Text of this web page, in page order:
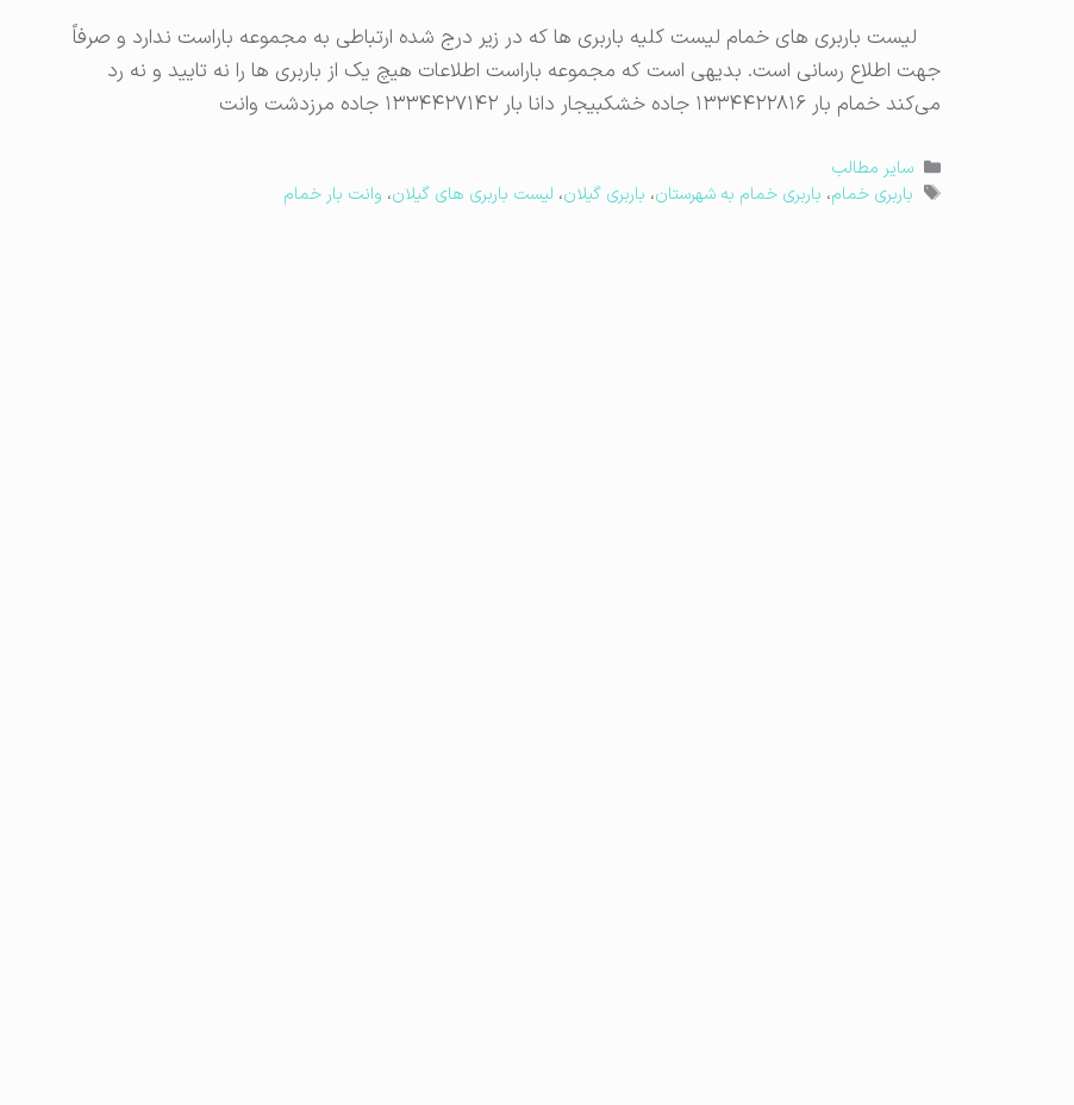
لیست باربری های خمام لیست کلیه باربری ها که در زیر درج شده ارتباطی به مجموعه باراست ندارد و صرفاً
جهت اطلاع رسانی است. بدیهی است که مجموعه باراست اطلاعات هیچ یک از باربری ها را نه تایید و نه رد
می‌کند خمام بار ۱۳۳۴۴۲۲۸۱۶ جاده خشکبیجار دانا بار ۱۳۳۴۴۲۷۱۴۲ جاده مرزدشت وانت
دسته‌ها
سایر مطالب
برچسب‌ها
باربری خمام، باربری خمام به شهرستان، باربری گیلان، لیست باربری های گیلان، وانت بار خمام